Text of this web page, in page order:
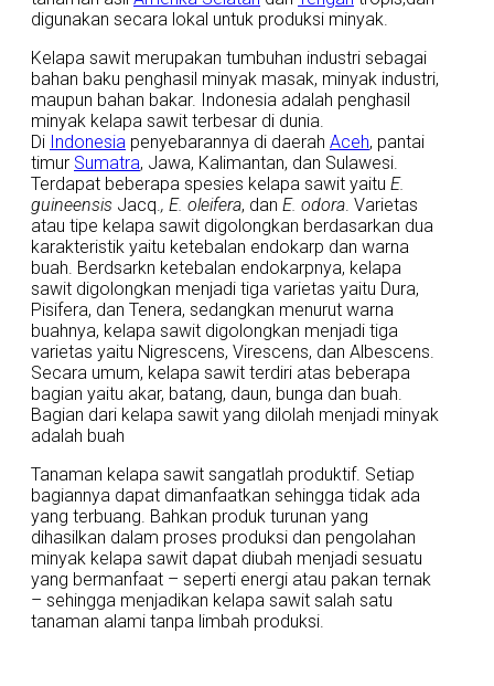
digunakan secara lokal untuk produksi minyak.
Kelapa sawit merupakan tumbuhan industri sebagai
bahan baku penghasil minyak masak, minyak industri,
maupun bahan bakar. Indonesia adalah penghasil
minyak kelapa sawit terbesar di dunia.
Di Indonesia penyebarannya di daerah Aceh, pantai
timur Sumatra, Jawa, Kalimantan, dan Sulawesi.
Terdapat beberapa spesies kelapa sawit yaitu E.
guineensis Jacq., E. oleifera, dan E. odora. Varietas
atau tipe kelapa sawit digolongkan berdasarkan dua
karakteristik yaitu ketebalan endokarp dan warna
buah. Berdsarkn ketebalan endokarpnya, kelapa
sawit digolongkan menjadi tiga varietas yaitu Dura,
Pisifera, dan Tenera, sedangkan menurut warna
buahnya, kelapa sawit digolongkan menjadi tiga
varietas yaitu Nigrescens, Virescens, dan Albescens.
Secara umum, kelapa sawit terdiri atas beberapa
bagian yaitu akar, batang, daun, bunga dan buah.
Bagian dari kelapa sawit yang dilolah menjadi minyak
adalah buah
Tanaman kelapa sawit sangatlah produktif. Setiap
bagiannya dapat dimanfaatkan sehingga tidak ada
yang terbuang. Bahkan produk turunan yang
dihasilkan dalam proses produksi dan pengolahan
minyak kelapa sawit dapat diubah menjadi sesuatu
yang bermanfaat – seperti energi atau pakan ternak
– sehingga menjadikan kelapa sawit salah satu
tanaman alami tanpa limbah produksi.